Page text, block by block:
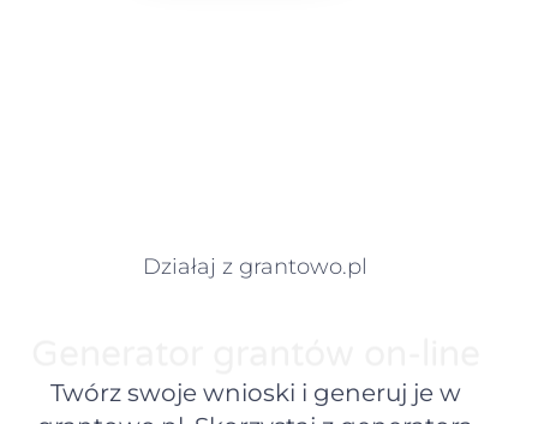
Działaj z grantowo.pl
Twórz swoje wnioski i generuj je w